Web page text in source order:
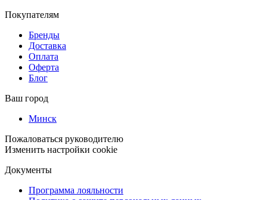
Покупателям
Бренды
Доставка
Оплата
Оферта
Блог
Ваш город
Минск
Пожаловаться руководителю
Изменить настройки cookie
Документы
Программа лояльности